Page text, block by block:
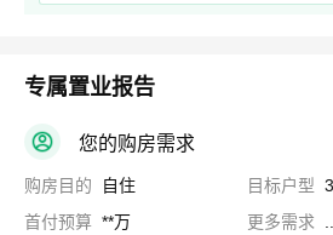
专属置业报告
您的购房需求
购房目的 自住 目标户型
首付预算 **万 更多需求